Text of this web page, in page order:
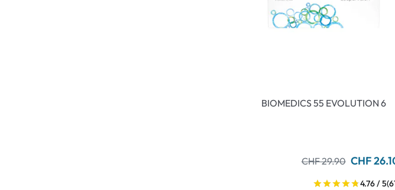
BIOMEDICS 55 EVOLUTION 6
CHF 29.90 CHF
4.76 / 5